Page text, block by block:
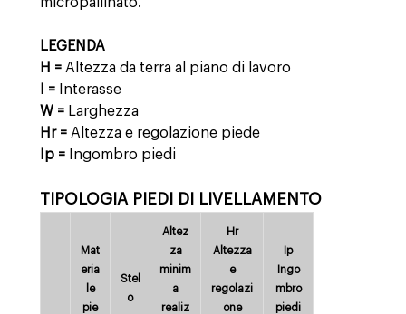
LEGENDA
H = Altezza da terra al piano di lavoro
I = Interasse
W = Larghezza
Hr = Altezza e regolazione piede
Ip = Ingombro piedi
TIPOLOGIA PIEDI DI LIVELLAMENTO
Mat
eria
le
pie
Stel
o
Altez
za
minim
a
realiz
Hr
Altezza
e
regolazi
one
Ip
Ingo
mbro
piedi